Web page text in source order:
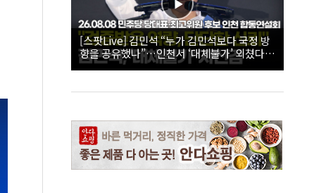
[스팟Live] 김민석 “누가 김민석보다 국정 방
향을 공유했나”…인천서 ‘대체불가’ 외쳤다 |
26.08.08 더불어민주당 당대표·최고위원 후